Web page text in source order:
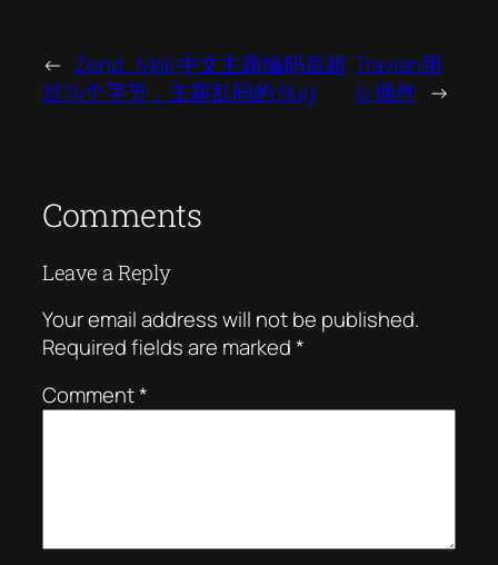
← Zend_Mail 中文主题编码后超
过74个字节，主题乱码的 Bug
Travian用
js 插件 →
Comments
Leave a Reply
Your email address will not be published.
Required fields are marked*
Comment*